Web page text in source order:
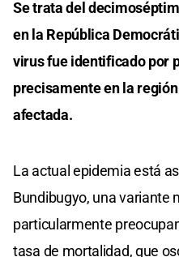
Se trata del
en la República
virus fue identificado por
precisamente en la
afectada.
La actual epidemia está
Bundibugyo, una variante
particularmente
tasa de mortalidad, que